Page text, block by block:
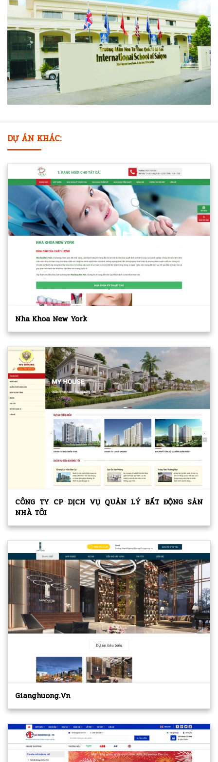
DỰ ÁN KHÁC:
Nha Khoa New York
CÔNG TY CP DỊCH VỤ QUẢN LÝ BẤT ĐỘNG SẢN
NHÀ TÔI
Gianghuong.vn